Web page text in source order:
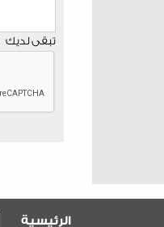
تبقى لديك
الرئيسية